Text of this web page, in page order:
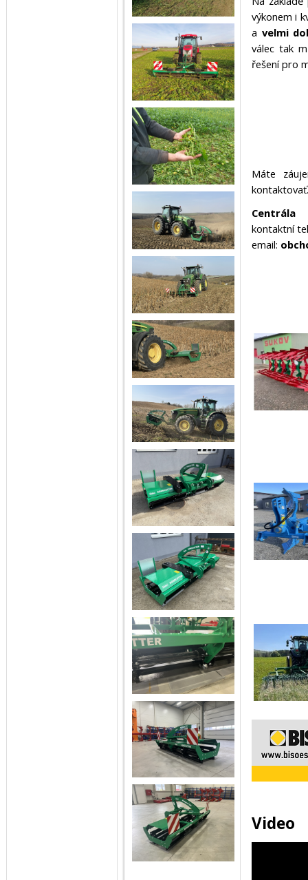
výkonem i
a velmi
válec tak
řešení pro
Máte
kontaktovať.
Centrála
kontaktní
email:
Video